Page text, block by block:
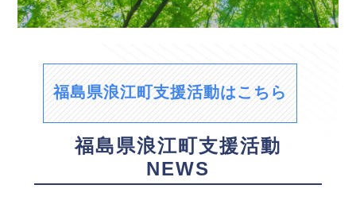
福島県浪江町支援活動はこちら
福島県浪江町支援活動
NEWS